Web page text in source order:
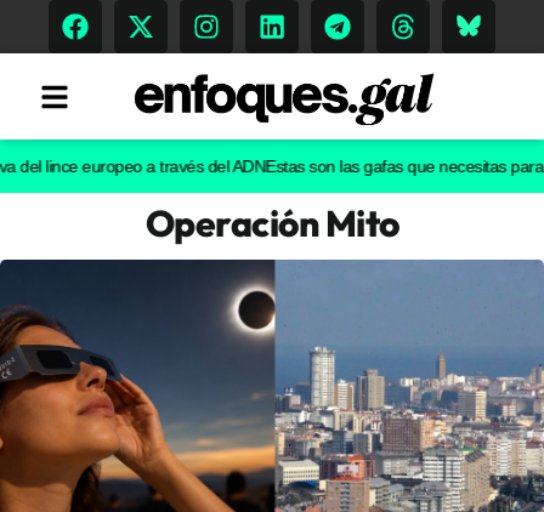
Gastronomía
Escenarios
europeo a través del ADNEstas son las gafas que necesitas para ver
Operación Mito